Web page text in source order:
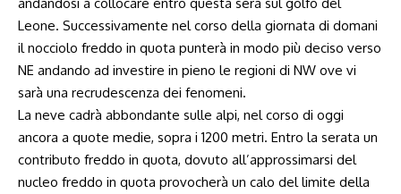
Leone. Successivamente nel corso della giornata di domani
il nocciolo freddo in quota punterà in modo più deciso verso
NE andando ad investire in pieno le regioni di NW ove vi
sarà una recrudescenza dei fenomeni.
La neve cadrà abbondante sulle alpi, nel corso di oggi
ancora a quote medie, sopra i 1200 metri. Entro la serata un
contributo freddo in quota, dovuto all’approssimarsi del
nucleo freddo in quota provocherà un calo del limite della